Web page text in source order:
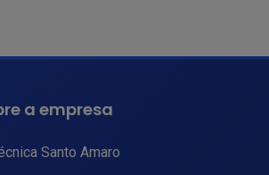
a empresa
Santo Amaro